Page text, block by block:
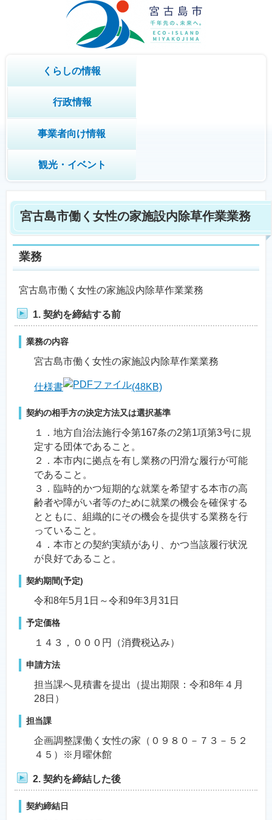
くらしの情報
行政情報
事業者向け情報
観光・イベント
宮古島市働く女性の家施設内除草作業業務
業務
宮古島市働く女性の家施設内除草作業業務
1. 契約を締結する前
業務の内容
宮古島市働く女性の家施設内除草作業業務
仕様書 (48KB)
契約の相手方の決定方法又は選択基準
１．地方自治法施行令第167条の2第1項第3号に規
定する団体であること。
２．本市内に拠点を有し業務の円滑な履行が可能
であること。
３．臨時的かつ短期的な就業を希望する本市の高
齢者や障がい者等のために就業の機会を確保する
とともに、組織的にその機会を提供する業務を行
っていること。
４．本市との契約実績があり、かつ当該履行状況
が良好であること。
契約期間(予定)
令和8年5月1日～令和9年3月31日
予定価格
１４３，０００円（消費税込み）
申請方法
担当課へ見積書を提出（提出期限：令和8年４月
28日）
担当課
企画調整課働く女性の家（０９８０－７３－５２
４５）※月曜休館
2. 契約を締結した後
契約締結日